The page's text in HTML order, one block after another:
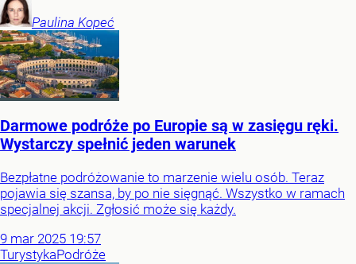
Paulina Kopeć
Darmowe podróże po Europie są w zasięgu ręki.
Wystarczy spełnić jeden warunek
Bezpłatne podróżowanie to marzenie wielu osób. Teraz
pojawia się szansa, by po nie sięgnąć. Wszystko w ramach
specjalnej akcji. Zgłosić może się każdy.
9 mar 2025 19:57
TurystykaPodróże